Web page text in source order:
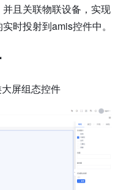
且关联物联设备，实现
时投射到amis控件中。
屏组态控件